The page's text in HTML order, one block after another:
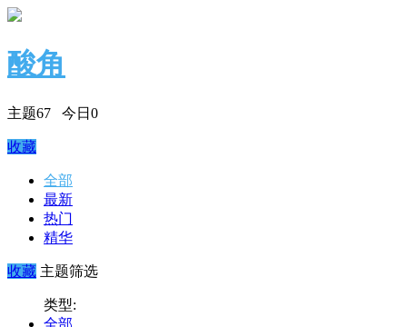
酸角
主题67 今日 0
收藏
全部
最新
热门
精华
收藏 主题筛选
类型:
全部